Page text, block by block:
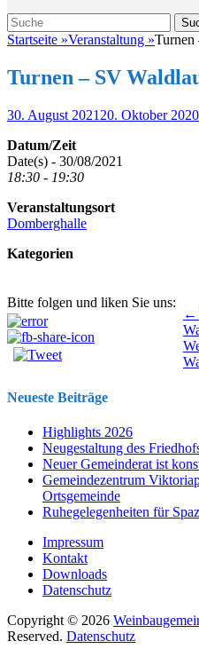
Suche
Suche
nach:
Startseite »Veranstaltung »Turnen
Turnen – SV
Veröffentlicht
30. August 2021 20. Oktober 2020
Datum/Zeit
Date(s) - 30/08/2021
18:30 - 19:30
Veranstaltungsort
Domberghalle
Kategorien
Bitte folgen und liken Sie uns:
Beitragsnavigation ←
Neueste Beiträge
Highlights 2026
Neugestaltung des
Neuer Gemeinderat ist
Gemeindezentrum
Ortsgemeinde
Ruhegelegenheiten für
Impressum
Kontakt
Downloads
Datenschutz
Copyright © 2026
Reserved. Datenschutz